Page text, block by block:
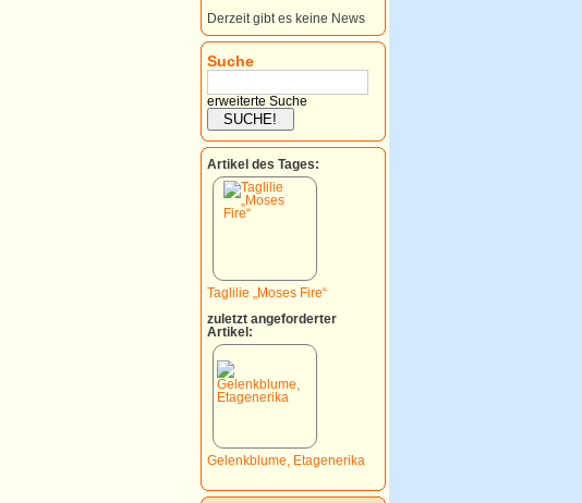
Derzeit gibt es keine News
Suche
erweiterte Suche
Artikel des Tages:
Taglilie „Moses Fire“
zuletzt angeforderter
Artikel:
Gelenkblume, Etagenerika